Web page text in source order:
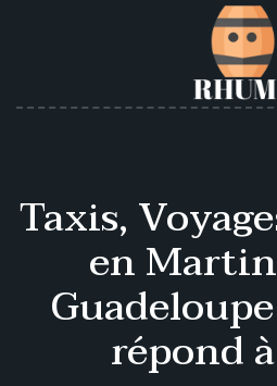
Taxis,
en
répond